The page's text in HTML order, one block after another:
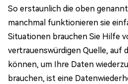
So erstaunlich die oben
manchmal funktionieren sie
Situationen brauchen Sie Hilfe
vertrauenswürdigen Quelle, auf
können, um Ihre Daten
brauchen, ist eine